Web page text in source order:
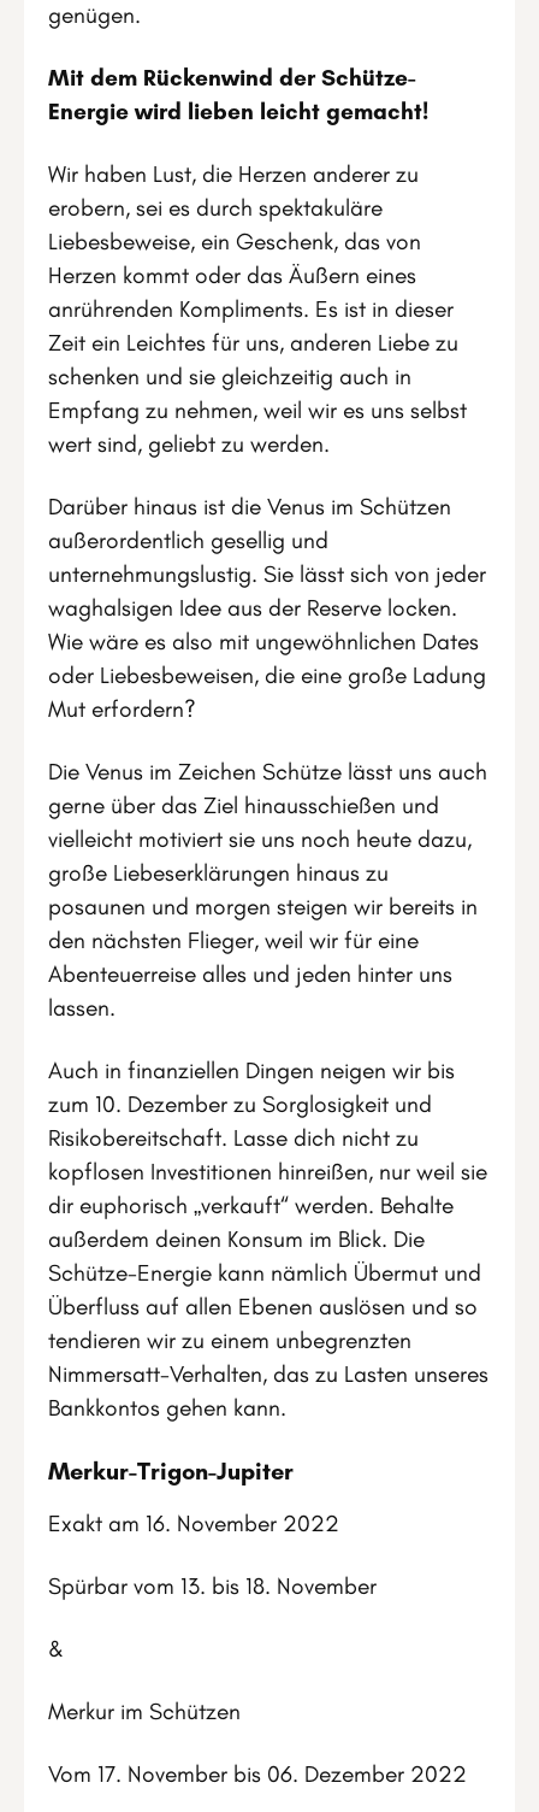
genügen.
Mit dem Rückenwind der Schütze-
Energie wird lieben leicht gemacht!
Wir haben Lust, die Herzen anderer zu
erobern, sei es durch spektakuläre
Liebesbeweise, ein Geschenk, das von
Herzen kommt oder das Äußern eines
anrührenden Kompliments. Es ist in dieser
Zeit ein Leichtes für uns, anderen Liebe zu
schenken und sie gleichzeitig auch in
Empfang zu nehmen, weil wir es uns selbst
wert sind, geliebt zu werden.
Darüber hinaus ist die Venus im Schützen
außerordentlich gesellig und
unternehmungslustig. Sie lässt sich von jeder
waghalsigen Idee aus der Reserve locken.
Wie wäre es also mit ungewöhnlichen Dates
oder Liebesbeweisen, die eine große Ladung
Mut erfordern?
Die Venus im Zeichen Schütze lässt uns auch
gerne über das Ziel hinausschießen und
vielleicht motiviert sie uns noch heute dazu,
große Liebeserklärungen hinaus zu
posaunen und morgen steigen wir bereits in
den nächsten Flieger, weil wir für eine
Abenteuerreise alles und jeden hinter uns
lassen.
Auch in finanziellen Dingen neigen wir bis
zum 10. Dezember zu Sorglosigkeit und
Risikobereitschaft. Lasse dich nicht zu
kopflosen Investitionen hinreißen, nur weil sie
dir euphorisch „verkauft“ werden. Behalte
außerdem deinen Konsum im Blick. Die
Schütze-Energie kann nämlich Übermut und
Überfluss auf allen Ebenen auslösen und so
tendieren wir zu einem unbegrenzten
Nimmersatt-Verhalten, das zu Lasten unseres
Bankkontos gehen kann.
Merkur-Trigon-Jupiter
Exakt am 16. November 2022
Spürbar vom 13. bis 18. November
&
Merkur im Schützen
Vom 17. November bis 06. Dezember 2022